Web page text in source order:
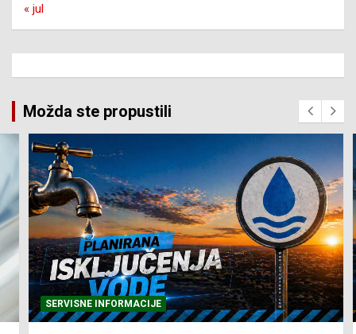
« jul
Možda ste propustili
SERVISNE INFORMACIJE